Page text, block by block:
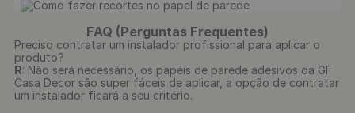
FAQ (Perguntas Frequentes)
Preciso contratar um instalador profissional para aplicar o
produto?
R: Não será necessário, os papéis de parede adesivos da GF
Casa Decor são super fáceis de aplicar, a opção de contratar
um instalador ficará a seu critério.